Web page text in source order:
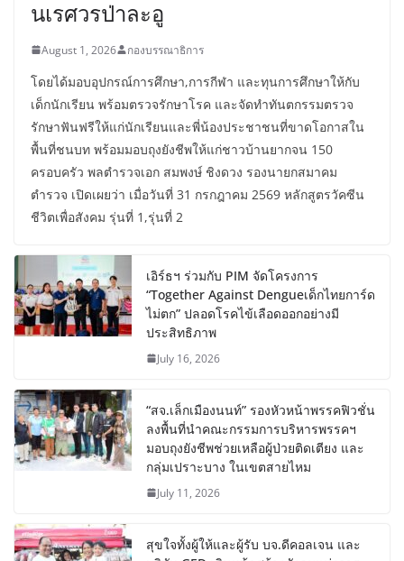
นเรศวรป่าละอู
August 1, 2026 กองบรรณาธิการ
โดยได้มอบอุปกรณ์การศึกษา,การกีฬา และทุนการศึกษาให้กับ
เด็กนักเรียน พร้อมตรวจรักษาโรค และจัดทำทันตกรรมตรวจ
รักษาฟันฟรีให้แก่นักเรียนและพี่น้องประชาชนที่ขาดโอกาสใน
พื้นที่ชนบท พร้อมมอบถุงยังชีพให้แก่ชาวบ้านยากจน 150
ครอบครัว พลตำรวจเอก สมพงษ์ ชิงดวง รองนายกสมาคม
ตำรวจ เปิดเผยว่า เมื่อวันที่ 31 กรกฎาคม 2569 หลักสูตรวัคซีน
ชีวิตเพื่อสังคม รุ่นที่ 1,รุ่นที่ 2
เอิร์ธฯ ร่วมกับ PIM จัดโครงการ
“Together Against Dengueเด็กไทยการ์ด
ไม่ตก” ปลอดโรคไข้เลือดออกอย่างมี
ประสิทธิภาพ
July 16, 2026
“สจ.เล็กเมืองนนท์” รองหัวหน้าพรรคฟิวชั่น
ลงพื้นที่นำคณะกรรมการบริหารพรรคฯ
มอบถุงยังชีพช่วยเหลือผู้ป่วยติดเตียง และ
กลุ่มเปราะบาง ในเขตสายไหม
July 11, 2026
สุขใจทั้งผู้ให้และผู้รับ บจ.ดีคอลเจน และ